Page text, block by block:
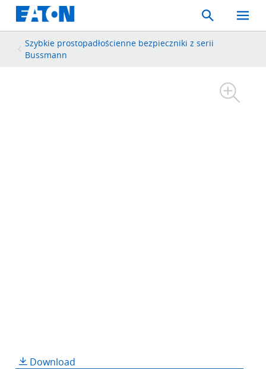
Search
Toggle
Mobile
Szybkie prostopadłościenne bezpieczniki z serii
Bussmann
Download